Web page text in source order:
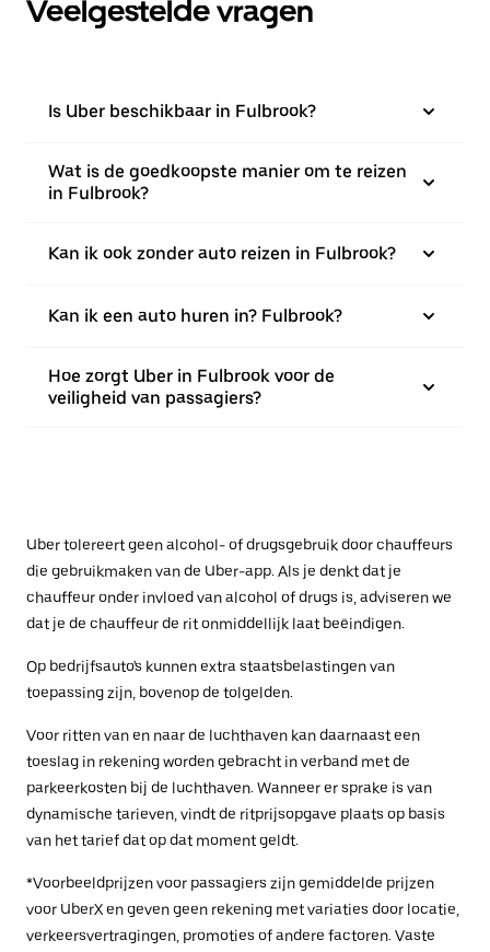
Veelgestelde vragen
Is Uber beschikbaar in Fulbrook?
Wat is de goedkoopste manier om te reizen
in Fulbrook?
Kan ik ook zonder auto reizen in Fulbrook?
Kan ik een auto huren in? Fulbrook?
Hoe zorgt Uber in Fulbrook voor de
veiligheid van passagiers?
Uber tolereert geen alcohol- of drugsgebruik door chauffeurs
die gebruikmaken van de Uber-app. Als je denkt dat je
chauffeur onder invloed van alcohol of drugs is, adviseren we
dat je de chauffeur de rit onmiddellijk laat beëindigen.
Op bedrijfsauto's kunnen extra staatsbelastingen van
toepassing zijn, bovenop de tolgelden.
Voor ritten van en naar de luchthaven kan daarnaast een
toeslag in rekening worden gebracht in verband met de
parkeerkosten bij de luchthaven. Wanneer er sprake is van
dynamische tarieven, vindt de ritprijsopgave plaats op basis
van het tarief dat op dat moment geldt.
*Voorbeeldprijzen voor passagiers zijn gemiddelde prijzen
voor UberX en geven geen rekening met variaties door locatie,
verkeersvertragingen, promoties of andere factoren. Vaste